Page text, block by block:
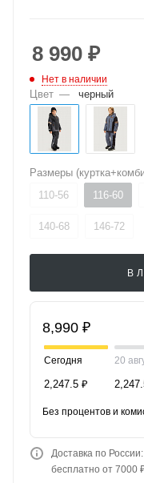
8 990 ₽
Нет в наличии
Цвет — черный
Размеры
110-56
116-60
140-68 146-72
В
8,990 ₽
Сегодня
2,247.5 ₽
20
Без процентов и
Доставка по России:
бесплатно от 7000